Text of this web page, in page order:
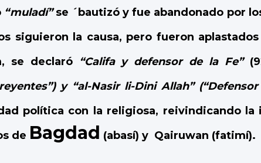
“muladí”se ´bautizó yfue abandonado por
siguieron la causa, pero fueron aplastados
se declaró “Califa y defensor de la Fe”
y “al-Nasir li-Dini Allah”
política con la religiosa, reivindicando la
de Bagdad (abasí) y Qairuwan (fatimí).